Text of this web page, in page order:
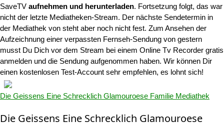
SaveTV aufnehmen und herunterladen. Fortsetzung folgt, das war
nicht der letzte Mediatheken-Stream. Der nächste Sendetermin in
der Mediathek von steht aber noch nicht fest. Zum Ansehen der
Aufzeichnung einer verpassten Fernseh-Sendung von gestern
musst Du Dich vor dem Stream bei einem Online Tv Recorder gratis
anmelden und die Sendung aufgenommen haben. Wir können Dir
einen kostenlosen Test-Account sehr empfehlen, es lohnt sich!
Die Geissens Eine Schrecklich Glamouroese Familie Mediathek
Die Geissens Eine Schrecklich Glamouroese